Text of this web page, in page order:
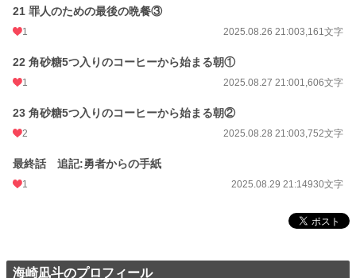
21 罪人のための最後の晩餐③
1 2025.08.26 21:003,161文字
22 角砂糖5つ入りのコーヒーから始まる朝①
1 2025.08.27 21:001,606文字
23 角砂糖5つ入りのコーヒーから始まる朝②
2 2025.08.28 21:003,752文字
最終話 追記:勇者からの手紙
1 2025.08.29 21:14930文字
海崎凪斗のプロフィール